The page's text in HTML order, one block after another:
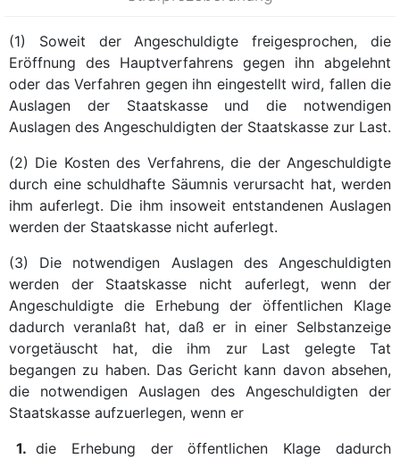
(1) Soweit der Angeschuldigte freigesprochen, die
Eröffnung des Hauptverfahrens gegen ihn abgelehnt
oder das Verfahren gegen ihn eingestellt wird, fallen die
Auslagen der Staatskasse und die notwendigen
Auslagen des Angeschuldigten der Staatskasse zur Last.
(2) Die Kosten des Verfahrens, die der Angeschuldigte
durch eine schuldhafte Säumnis verursacht hat, werden
ihm auferlegt. Die ihm insoweit entstandenen Auslagen
werden der Staatskasse nicht auferlegt.
(3) Die notwendigen Auslagen des Angeschuldigten
werden der Staatskasse nicht auferlegt, wenn der
Angeschuldigte die Erhebung der öffentlichen Klage
dadurch veranlaßt hat, daß er in einer Selbstanzeige
vorgetäuscht hat, die ihm zur Last gelegte Tat
begangen zu haben. Das Gericht kann davon absehen,
die notwendigen Auslagen des Angeschuldigten der
Staatskasse aufzuerlegen, wenn er
1. die Erhebung der öffentlichen Klage dadurch